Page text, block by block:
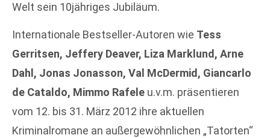
Welt sein 10jähriges Jubiläum.
Internationale Bestseller-Autoren wie Tess
Gerritsen, Jeffery Deaver, Liza Marklund, Arne
Dahl, Jonas Jonasson, Val McDermid, Giancarlo
de Cataldo, Mimmo Rafele u.v.m. präsentieren
vom 12. bis 31. März 2012 ihre aktuellen
Kriminalromane an außergewöhnlichen „Tatorten“